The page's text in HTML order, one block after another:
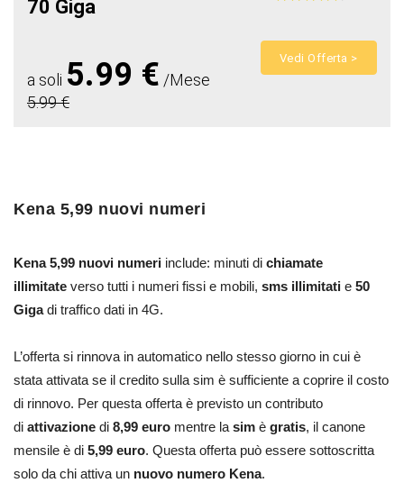
70 Giga
a soli 5.99 € /Mese
5.99 €
Vedi Offerta >
Kena 5,99 nuovi numeri
Kena 5,99 nuovi numeri include: minuti di chiamate
illimitate verso tutti i numeri fissi e mobili, sms illimitati e 50
Gigadi traffico dati in 4G.
L’offerta si rinnova in automatico nello stesso giorno in cui è
stata attivata se il credito sulla sim è sufficiente a coprire il costo
di rinnovo. Per questa offerta è previsto un contributo
di attivazione di 8,99 euro mentre lasim è gratis, il canone
mensile è di 5,99 euro. Questa offerta può essere sottoscritta
solo da chi attiva un nuovo numero Kena.